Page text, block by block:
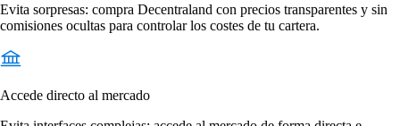
Evita sorpresas: compra Decentraland con precios transparentes y sin
comisiones ocultas para controlar los costes de tu cartera.
Accede directo al mercado